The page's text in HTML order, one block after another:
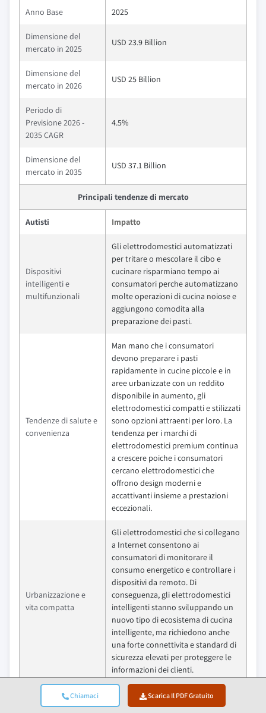
Chiamaci Scarica Il PDF Gratuito
Anno Base 2025
Dimensione del
mercato in 2025
USD 23.9 Billion
Dimensione del
mercato in 2026
USD 25 Billion
Periodo di
Previsione 2026 -
2035 CAGR
4.5%
Dimensione del
mercato in 2035
USD 37.1 Billion
Principali tendenze di mercato
Autisti Impatto
Dispositivi
intelligenti e
multifunzionali
Gli elettrodomestici automatizzati
per tritare o mescolare il cibo e
cucinare risparmiano tempo ai
consumatori perche automatizzano
molte operazioni di cucina noiose e
aggiungono comodita alla
preparazione dei pasti.
Tendenze di salute e
convenienza
Man mano che i consumatori
devono preparare i pasti
rapidamente in cucine piccole e in
aree urbanizzate con un reddito
disponibile in aumento, gli
elettrodomestici compatti e stilizzati
sono opzioni attraenti per loro. La
tendenza per i marchi di
elettrodomestici premium continua
a crescere poiche i consumatori
cercano elettrodomestici che
offrono design moderni e
accattivanti insieme a prestazioni
eccezionali.
Urbanizzazione e
vita compatta
Gli elettrodomestici che si collegano
a Internet consentono ai
consumatori di monitorare il
consumo energetico e controllare i
dispositivi da remoto. Di
conseguenza, gli elettrodomestici
intelligenti stanno sviluppando un
nuovo tipo di ecosistema di cucina
intelligente, ma richiedono anche
una forte connettivita e standard di
sicurezza elevati per proteggere le
informazioni dei clienti.
Trappole & Sfide